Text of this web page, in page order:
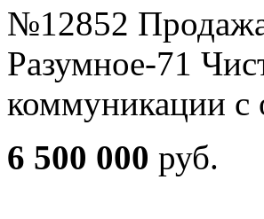
№12852
Разумное-71
коммуникации
6 500 000 руб.